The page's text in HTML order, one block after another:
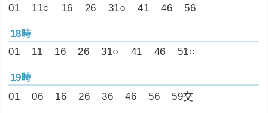
01
11○ 16 26 31○ 41 46 56
18時
01
11 16 26 31○ 41 46 51○
19時
01
06 16 26 36 46 56 59交